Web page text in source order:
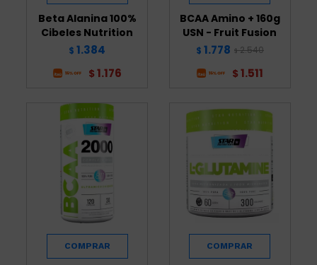
Beta Alanina 100%
Cibeles Nutrition
$ 1.384
$ 1.176
BCAA Amino + 160g
USN - Fruit Fusion
$ 1.778 $ 2.540
$ 1.511